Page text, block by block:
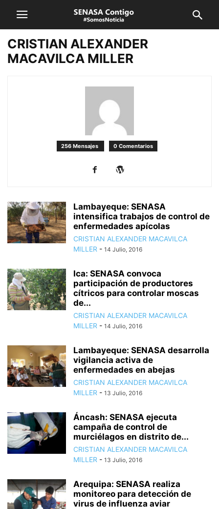
CRISTIAN ALEXANDER
MACAVILCA MILLER
256 Mensajes 0 Comentarios
Lambayeque: SENASA
intensifica trabajos de control de
enfermedades apícolas
CRISTIAN ALEXANDER MACAVILCA
MILLER - 14 Julio, 2016
Ica: SENASA convoca
participación de productores
cítricos para controlar moscas
de...
CRISTIAN ALEXANDER MACAVILCA
MILLER - 14 Julio, 2016
Lambayeque: SENASA desarrolla
vigilancia activa de
enfermedades en abejas
CRISTIAN ALEXANDER MACAVILCA
MILLER - 13 Julio, 2016
Áncash: SENASA ejecuta
campaña de control de
murciélagos en distrito de...
CRISTIAN ALEXANDER MACAVILCA
MILLER - 13 Julio, 2016
Arequipa: SENASA realiza
monitoreo para detección de
virus de influenza aviar